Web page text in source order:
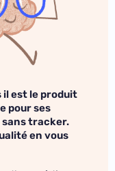
il est le produit
pour ses
sans tracker.
en vous